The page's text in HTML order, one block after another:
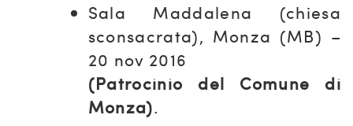
Sala Maddalena (chiesa
sconsacrata), Monza (MB) –
20 nov 2016
(Patrocinio del Comune di
Monza).